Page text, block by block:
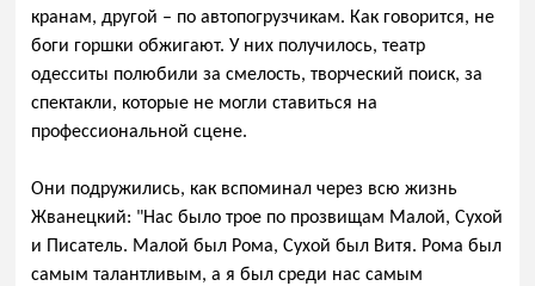
кранам, другой – по автопогрузчикам. Как говорится, не
боги горшки обжигают. У них получилось, театр
одесситы полюбили за смелость, творческий поиск, за
спектакли, которые не могли ставиться на
профессиональной сцене.
Они подружились, как вспоминал через всю жизнь
Жванецкий: "Нас было трое по прозвищам Малой, Сухой
и Писатель. Малой был Рома, Сухой был Витя. Рома был
самым талантливым, а я был среди нас самым